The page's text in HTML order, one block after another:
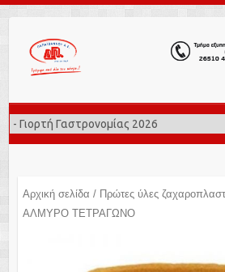
Αρχική σελίδα / Πρώτες ύλες
ΑΛΜΥΡΟ ΤΕΤΡΑΓΩΝΟ